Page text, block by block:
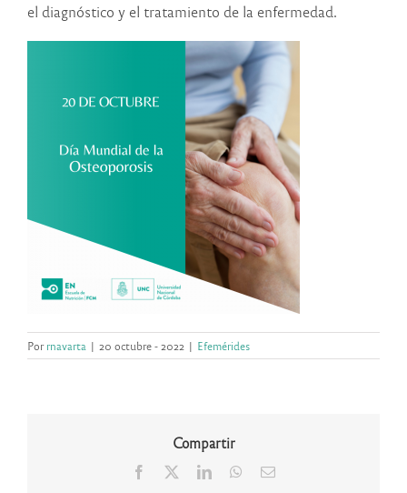
el diagnóstico y el tratamiento de la enfermedad.
Porrnavarta | 20 octubre - 2022 | Efemérides
Compartir
Facebook LinkedInWhatsApp
Correo